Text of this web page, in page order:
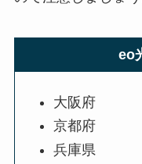
eo
大阪府
京都府
兵庫県